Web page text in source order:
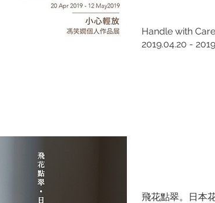
Handle with
2019.04.20 -
飛花點翠。日本